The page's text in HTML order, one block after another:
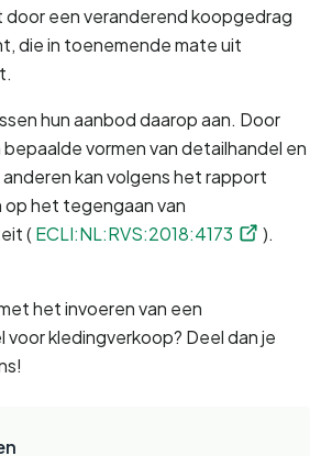
een veranderend koopgedrag
die in toenemende mate uit
hun aanbod daarop aan. Door
vormen van detailhandel en
kan volgens het rapport
het tegengaan van
(ECLI:NL:RVS:2018:4173 ).
het invoeren van een
kledingverkoop? Deel dan je